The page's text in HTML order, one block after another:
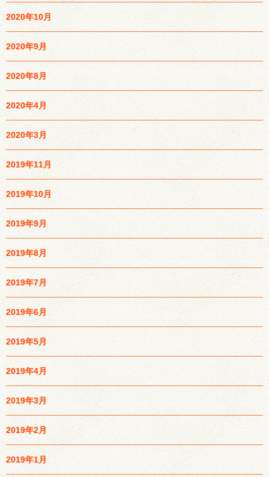
2020年10月
2020年9月
2020年8月
2020年4月
2020年3月
2019年11月
2019年10月
2019年9月
2019年8月
2019年7月
2019年6月
2019年5月
2019年4月
2019年3月
2019年2月
2019年1月